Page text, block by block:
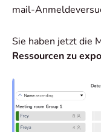
mail-
Sie haben jetzt die
Ressourcen zu